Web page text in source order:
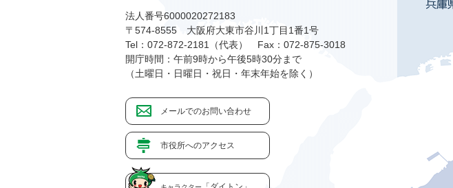
法人番号6000020272183
〒574-8555 大阪府大東市谷川1丁目1番1号
Tel：072-872-2181（代表）
Fax：072-875-3018
開庁時間：午前9時から午後5時30分まで
（土曜日・日曜日・祝日・年末年始を除く）
メールでのお問い合わせ
市役所へのアクセス